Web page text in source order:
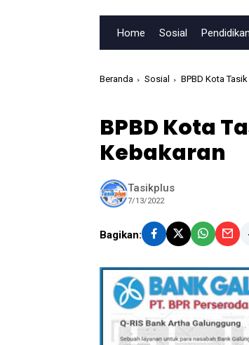
Home Sosial Pendidikan
Beranda Sosial BPBD Kota
BPBD Kota
Kebakaran
Tasikplus
7/13/2022
Bagikan: